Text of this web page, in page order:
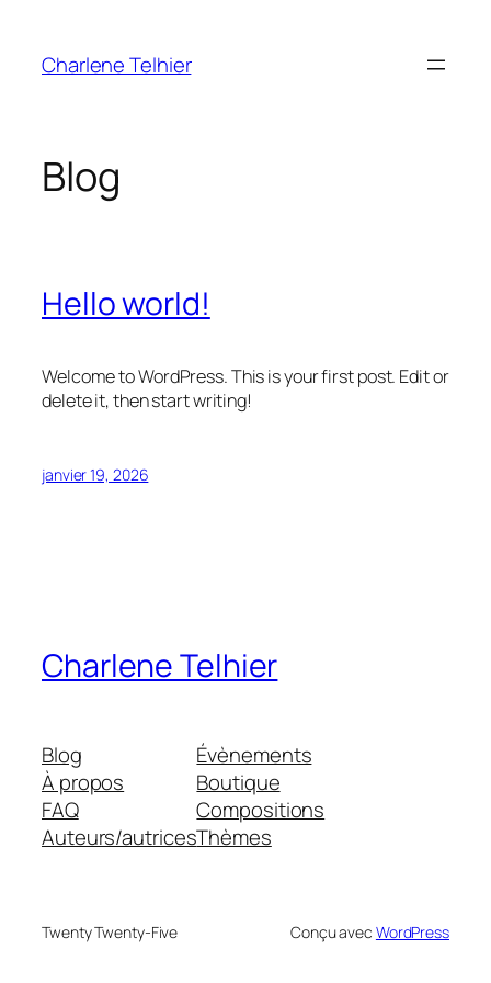
contenu
Charlene Telhier
Blog
Hello world!
Welcome to WordPress. This is your first post. Edit or
delete it, then start writing!
janvier 19, 2026
Charlene Telhier
Blog
À propos
FAQ
Auteurs/autrices
Évènements
Boutique
Compositions
Thèmes
Twenty Twenty-Five Conçu avec WordPress